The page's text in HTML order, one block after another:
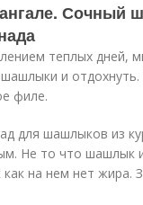
Сочный
теплых дней,
и
филе.
для шашлыков из
Не то что шашлык
на нем нет жира.